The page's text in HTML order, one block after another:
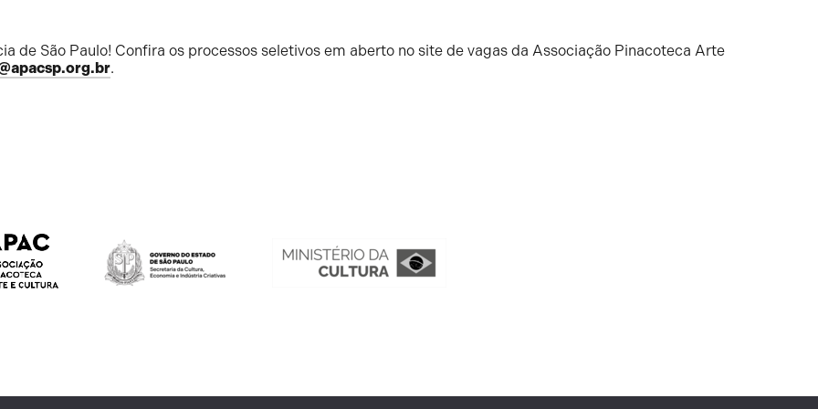
de São Paulo! Confira os processos seletivos em aberto no site de vagas da Associação Pinacoteca Arte
.